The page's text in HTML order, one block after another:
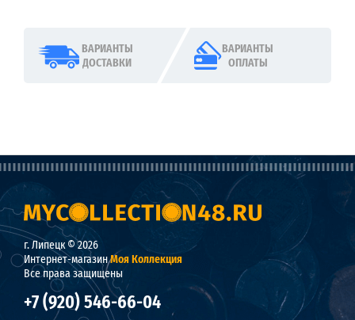
ВАРИАНТЫ
ДОСТАВКИ
ВАРИАНТЫ
ОПЛАТЫ
г. Липецк © 2026
Интернет-магазинМоя Коллекция
Все права защищены
+7 (920) 546-66-04